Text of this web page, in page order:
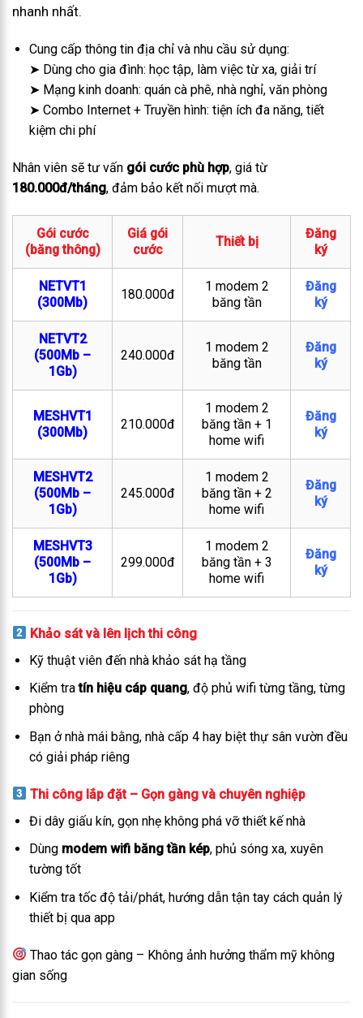
nhanh nhất.
Cung cấp thông tin địa chỉ và nhu cầu sử dụng:
➤ Dùng cho gia đình: học tập, làm việc từ xa, giải trí
➤ Mạng kinh doanh: quán cà phê, nhà nghỉ, văn phòng
➤ Combo Internet + Truyền hình: tiện ích đa năng, tiết
kiệm chi phí
Nhân viên sẽ tư vấn gói cước phù hợp, giá từ
180.000đ/tháng, đảm bảo kết nối mượt mà.
Gói cước
(băng thông)
Giá gói
cước
Thiết bị
Đăng
ký
NETVT1
(300Mb)
180.000đ
1 modem 2
băng tần
Đăng
ký
NETVT2
(500Mb –
1Gb)
240.000đ
1 modem 2
băng tần
Đăng
ký
MESHVT1
(300Mb)
210.000đ
1 modem 2
băng tần + 1
home wifi
Đăng
ký
MESHVT2
(500Mb –
1Gb)
245.000đ
1 modem 2
băng tần + 2
home wifi
Đăng
ký
MESHVT3
(500Mb –
1Gb)
299.000đ
1 modem 2
băng tần + 3
home wifi
Đăng
ký
Khảo sát và lên lịch thi công
Kỹ thuật viên đến nhà khảo sát hạ tầng
Kiểm tratín hiệu cáp quang, độ phủ wifi từng tầng, từng
phòng
Bạn ở nhà mái bằng, nhà cấp 4 hay biệt thự sân vườn đều
có giải pháp riêng
Thi công lắp đặt – Gọn gàng và chuyên nghiệp
Đi dây giấu kín, gọn nhẹ không phá vỡ thiết kế nhà
Dùng modem wifi băng tần kép, phủ sóng xa, xuyên
tường tốt
Kiểm tra tốc độ tải/phát, hướng dẫn tận tay cách quản lý
thiết bị qua app
Thao tác gọn gàng – Không ảnh hưởng thẩm mỹ không
gian sống